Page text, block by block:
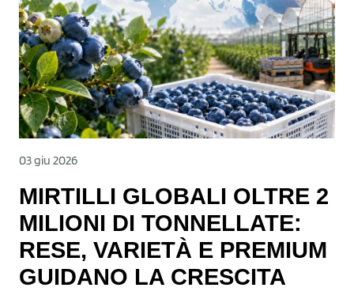
03 giu 2026
MIRTILLI GLOBALI OLTRE 2
MILIONI DI TONNELLATE:
RESE, VARIETÀ E PREMIUM
GUIDANO LA CRESCITA